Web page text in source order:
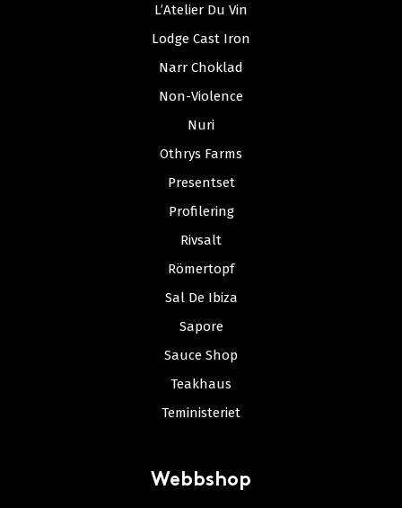
L’Atelier Du Vin
Lodge Cast Iron
Narr Choklad
Non-Violence
Nuri
Othrys Farms
Presentset
Profilering
Rivsalt
Römertopf
Sal De Ibiza
Sapore
Sauce Shop
Teakhaus
Teministeriet
Webbshop